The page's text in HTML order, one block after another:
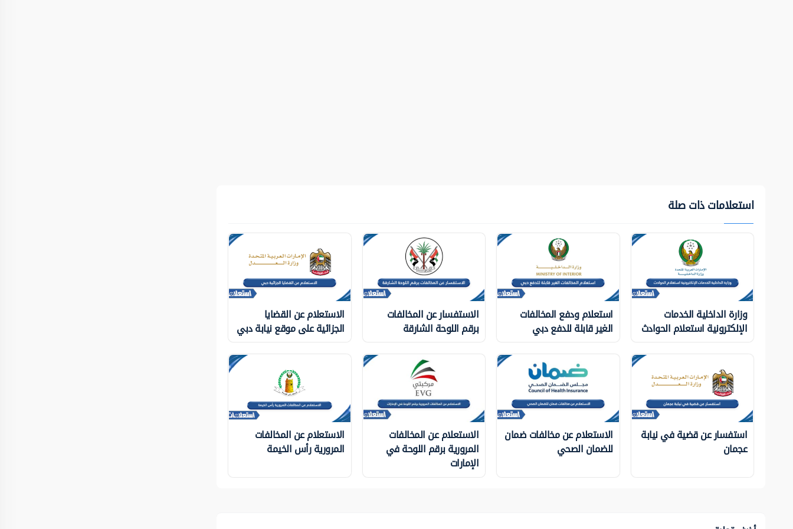
استعلامات ذات صلة
وزارة الداخلية الخدمات
الإلكترونية استعلام الحوادث
استعلام ودفع المخالفات
الغير قابلة للدفع دبي
الاستفسار عن المخالفات
برقم اللوحة الشارقة
الاستعلام عن القضايا
الجزائية على موقع نيابة دبي
استفسار عن قضية في نيابة
عجمان
الاستعلام عن مخالفات ضمان
للضمان الصحي
الاستعلام عن المخالفات
المرورية برقم اللوحة في
الإمارات
الاستعلام عن المخالفات
المرورية رأس الخيمة